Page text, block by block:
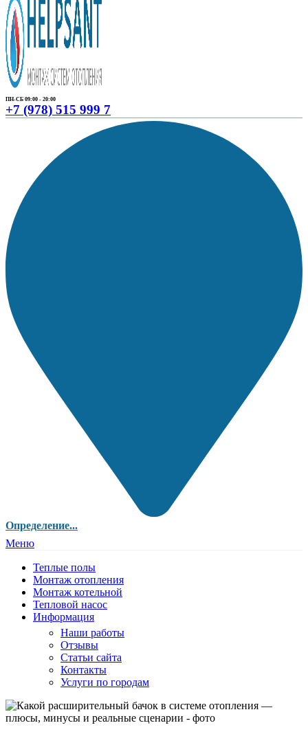
ПН-СБ 09:00 - 20:00
+7 (978) 515 999 7
Определение...
Меню
Теплые полы
Монтаж отопления
Монтаж котельной
Тепловой насос
Информация
Наши работы
Отзывы
Статьи сайта
Контакты
Услуги по городам